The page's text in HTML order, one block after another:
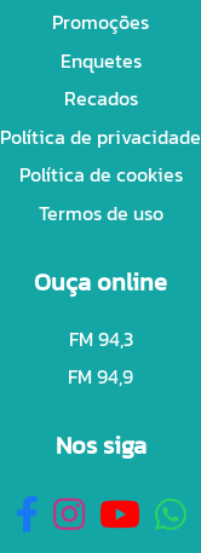
Promoções
Enquetes
Recados
Política de privacidade
Política de cookies
Termos de uso
Ouça online
FM 94,3
FM 94,9
Nos siga